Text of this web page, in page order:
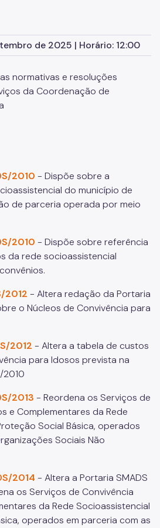
rua
(OAT)
de Benefícios
Continuada (BPC)
de 2025 | Horário: 12:00
normativas e resoluções
da Coordenação de
2010 - Dispõe sobre a
do município de
de parceria operada por meio
2010 - Dispõe sobre referência
da rede socioassistencial
2012 - Altera redação da Portaria
o Núcleos de Convivência para
2012 - Altera a tabela de custos
para Idosos prevista na
2010
2013 - Reordena os Serviços de
e Complementares da Rede
Social Básica, operados
Sociais Não
2014 - Altera a Portaria SMADS
os Serviços de Convivência
da Rede Socioassistencial
operados em parceria com as